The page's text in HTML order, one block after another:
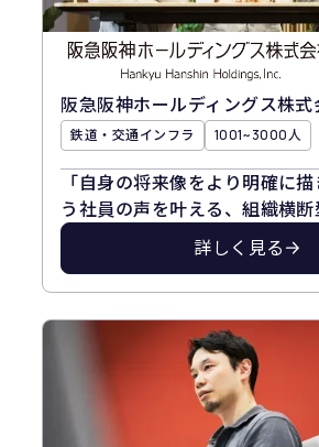
阪急阪神ホールディングス株式
鉄道・交通インフラ 1001~3000人
「自身の将来像をより明確に
う社員の声を叶える、組織横断
詳しく見る